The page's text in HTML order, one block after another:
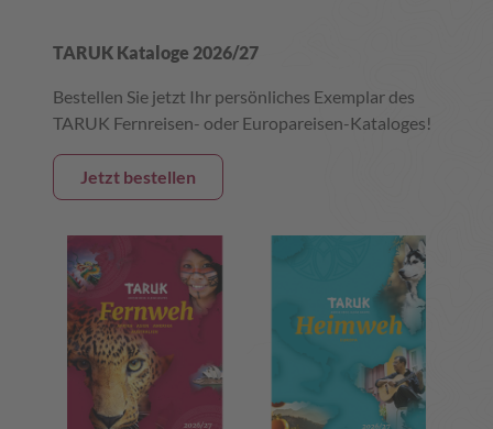
TARUK Kataloge 2026/27
Bestellen Sie jetzt Ihr persönliches Exemplar des
TARUK Fernreisen- oder Europareisen-Kataloges!
Jetzt bestellen